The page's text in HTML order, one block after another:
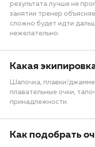
результата лучше не
занятии тренер
сложно будет идти
нежелательно.
Какая
Шапочка, плавки/
плавательные очки,
принадлежности.
Как подобрать